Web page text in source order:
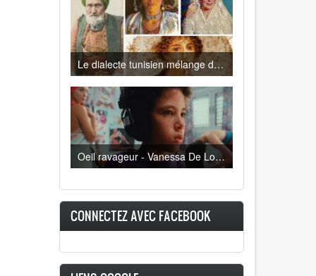
Le dialecte tunisien mélange de Turc, d’Espagnol, de Français , de Berbère, d’Italien…
Oeil ravageur - Vanessa De Loya Stauber
CONNECTEZ AVEC FACEBOOK